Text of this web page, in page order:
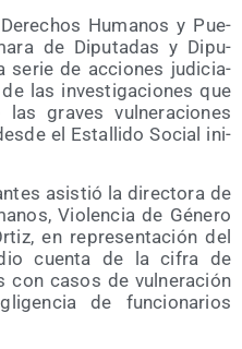
Huma­nos y Pue­
de Dipu­tadas y Dipu­
serie de accio­nes judi­cia­
las inves­ti­ga­cio­nes que
gra­ves vul­ne­ra­cio­nes
el Esta­lli­do Social ini­
asis­tió la direc­to­ra de
Vio­len­cia de Géne­ro
en repre­sen­ta­ción del
cuen­ta de la cifra de
con casos de vul­ne­ra­ción
de fun­cio­na­rios